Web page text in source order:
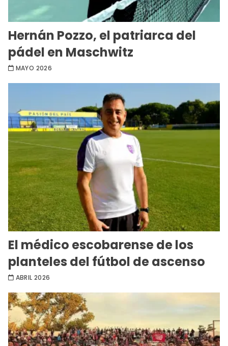
Hernán Pozzo, el patriarca del
pádel en Maschwitz
MAYO 2026
El médico escobarense de los
planteles del fútbol de ascenso
ABRIL 2026